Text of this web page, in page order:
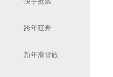
跨年狂奔
新年滑雪旅